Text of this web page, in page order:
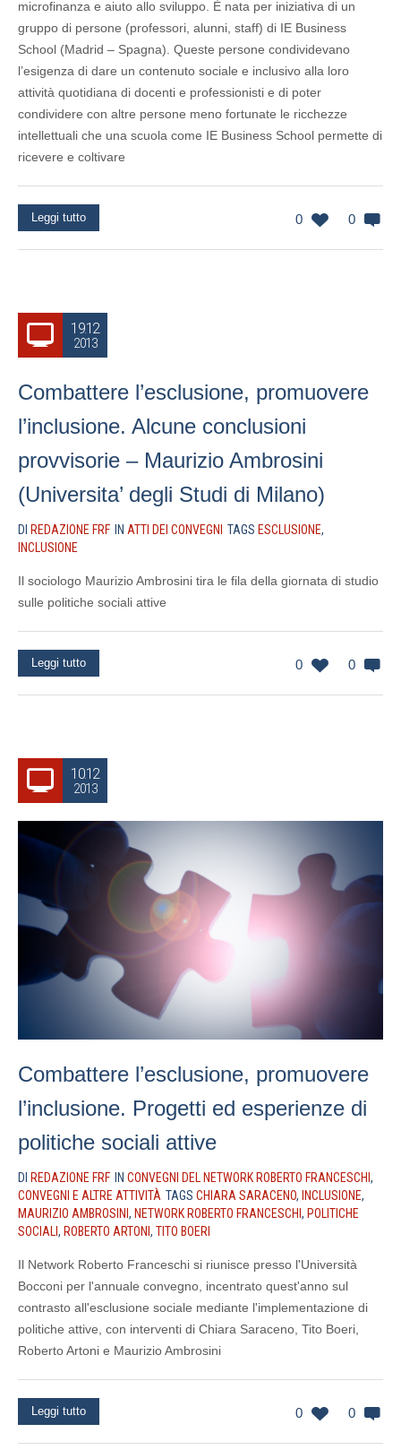
microfinanza e aiuto allo sviluppo. È nata per iniziativa di un
gruppo di persone (professori, alunni, staff) di IE Business
School (Madrid – Spagna). Queste persone condividevano
l’esigenza di dare un contenuto sociale e inclusivo alla loro
attività quotidiana di docenti e professionisti e di poter
condividere con altre persone meno fortunate le ricchezze
intellettuali che una scuola come IE Business School permette di
ricevere e coltivare
0 0
Leggi tutto
19.12
2013
Combattere l’esclusione, promuovere
l’inclusione. Alcune conclusioni
provvisorie – Maurizio Ambrosini
(Universita’ degli Studi di Milano)
DI REDAZIONE FRF IN ATTI DEI CONVEGNI TAGS ESCLUSIONE,
INCLUSIONE
Il sociologo Maurizio Ambrosini tira le fila della giornata di studio
sulle politiche sociali attive
0 0
Leggi tutto
10.12
2013
Combattere l’esclusione, promuovere
l’inclusione. Progetti ed esperienze di
politiche sociali attive
DI REDAZIONE FRF IN CONVEGNI DEL NETWORK ROBERTO FRANCESCHI ,
CONVEGNI E ALTRE ATTIVITÀ TAGS CHIARA SARACENO, INCLUSIONE,
MAURIZIO AMBROSINI , NETWORK ROBERTO FRANCESCHI , POLITICHE
SOCIALI , ROBERTO ARTONI , TITO BOERI
Il Network Roberto Franceschi si riunisce presso l'Università
Bocconi per l'annuale convegno, incentrato quest'anno sul
contrasto all'esclusione sociale mediante l'implementazione di
politiche attive, con interventi di Chiara Saraceno, Tito Boeri,
Roberto Artoni e Maurizio Ambrosini
0 0
Leggi tutto